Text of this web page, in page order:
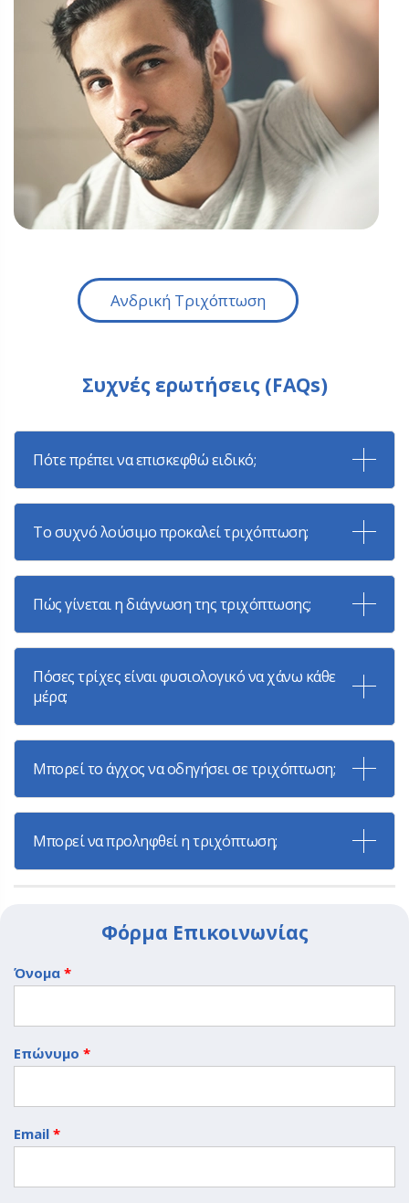
Ανδρική Τριχόπτωση
Συχνές ερωτήσεις (FAQs)
Πότε πρέπει να επισκεφθώ ειδικό;
Το συχνό λούσιμο προκαλεί τριχόπτωση;
Πώς γίνεται η διάγνωση της τριχόπτωσης;
Πόσες τρίχες είναι φυσιολογικό να χάνω κάθε
μέρα;
Μπορεί το άγχος να οδηγήσει σε τριχόπτωση;
Μπορεί να προληφθεί η τριχόπτωση;
Φόρμα Επικοινωνίας
Όνομα *
Επώνυμο *
Email *